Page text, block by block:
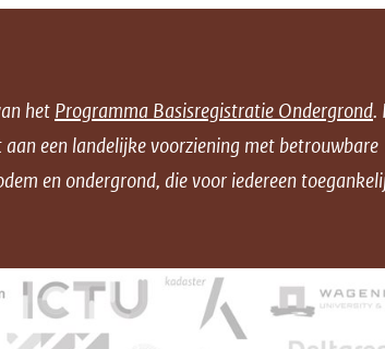
n
o
p
in
nieuw
l
o
a
D
F
het Programma Basisregistratie Ondergrond.
een landelijke voorziening met
en ondergrond, die voor iedereen